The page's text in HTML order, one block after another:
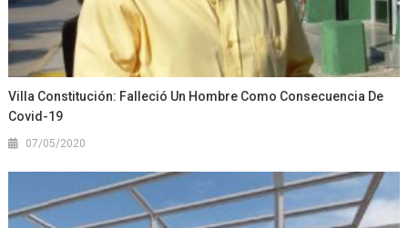
Villa Constitución: Falleció Un Hombre Como Consecuencia De
Covid-19
07/05/2020